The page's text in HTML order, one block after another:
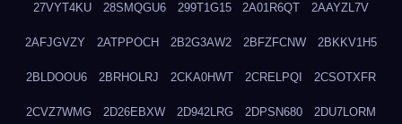
27VYT4KU 28SMQGU6 299T1G15 2A01R6QT 2AAYZL7V
2AFJGVZY 2ATPPOCH 2B2G3AW2 2BFZFCNW 2BKKV1H5
2BLDOOU6 2BRHOLRJ 2CKA0HWT 2CRELPQI 2CSOTXFR
2CVZ7WMG 2D26EBXW 2D942LRG 2DPSN680 2DU7LORM